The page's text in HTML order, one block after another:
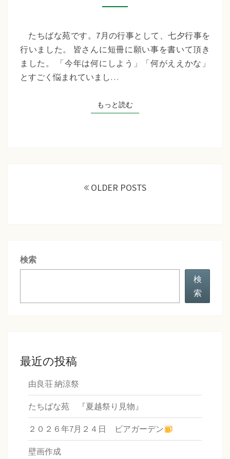
な
『七
夕
行
たちばな苑です。7月の行事として、七夕行事を
行いました。 皆さんに短冊に願い事を書いて頂き
ました。 「今年は何にしよう」「何がええかな」
とすごく悩まれていまし…
もっと読むもっと読む
OLDER POSTS
検索
検
索
最近の投稿
由良荘 納涼祭
たちばな苑 『夏越祭り見物』
２０２６年7月２４日 ビアガーデン
壁画作成